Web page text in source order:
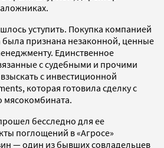
уступить. Покупка компанией
была признана незаконной, ценные
Единственное
с судебными и прочими
с инвестиционной
которая готовила сделку с
мясокомбината.
бесследно для ее
поглощений в «Агросе»
— один из бывших совладельцев